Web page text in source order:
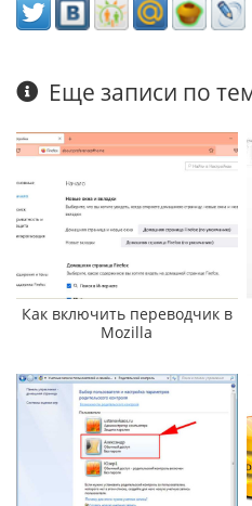
Еще записи по
Как включить переводчик в
Mozilla